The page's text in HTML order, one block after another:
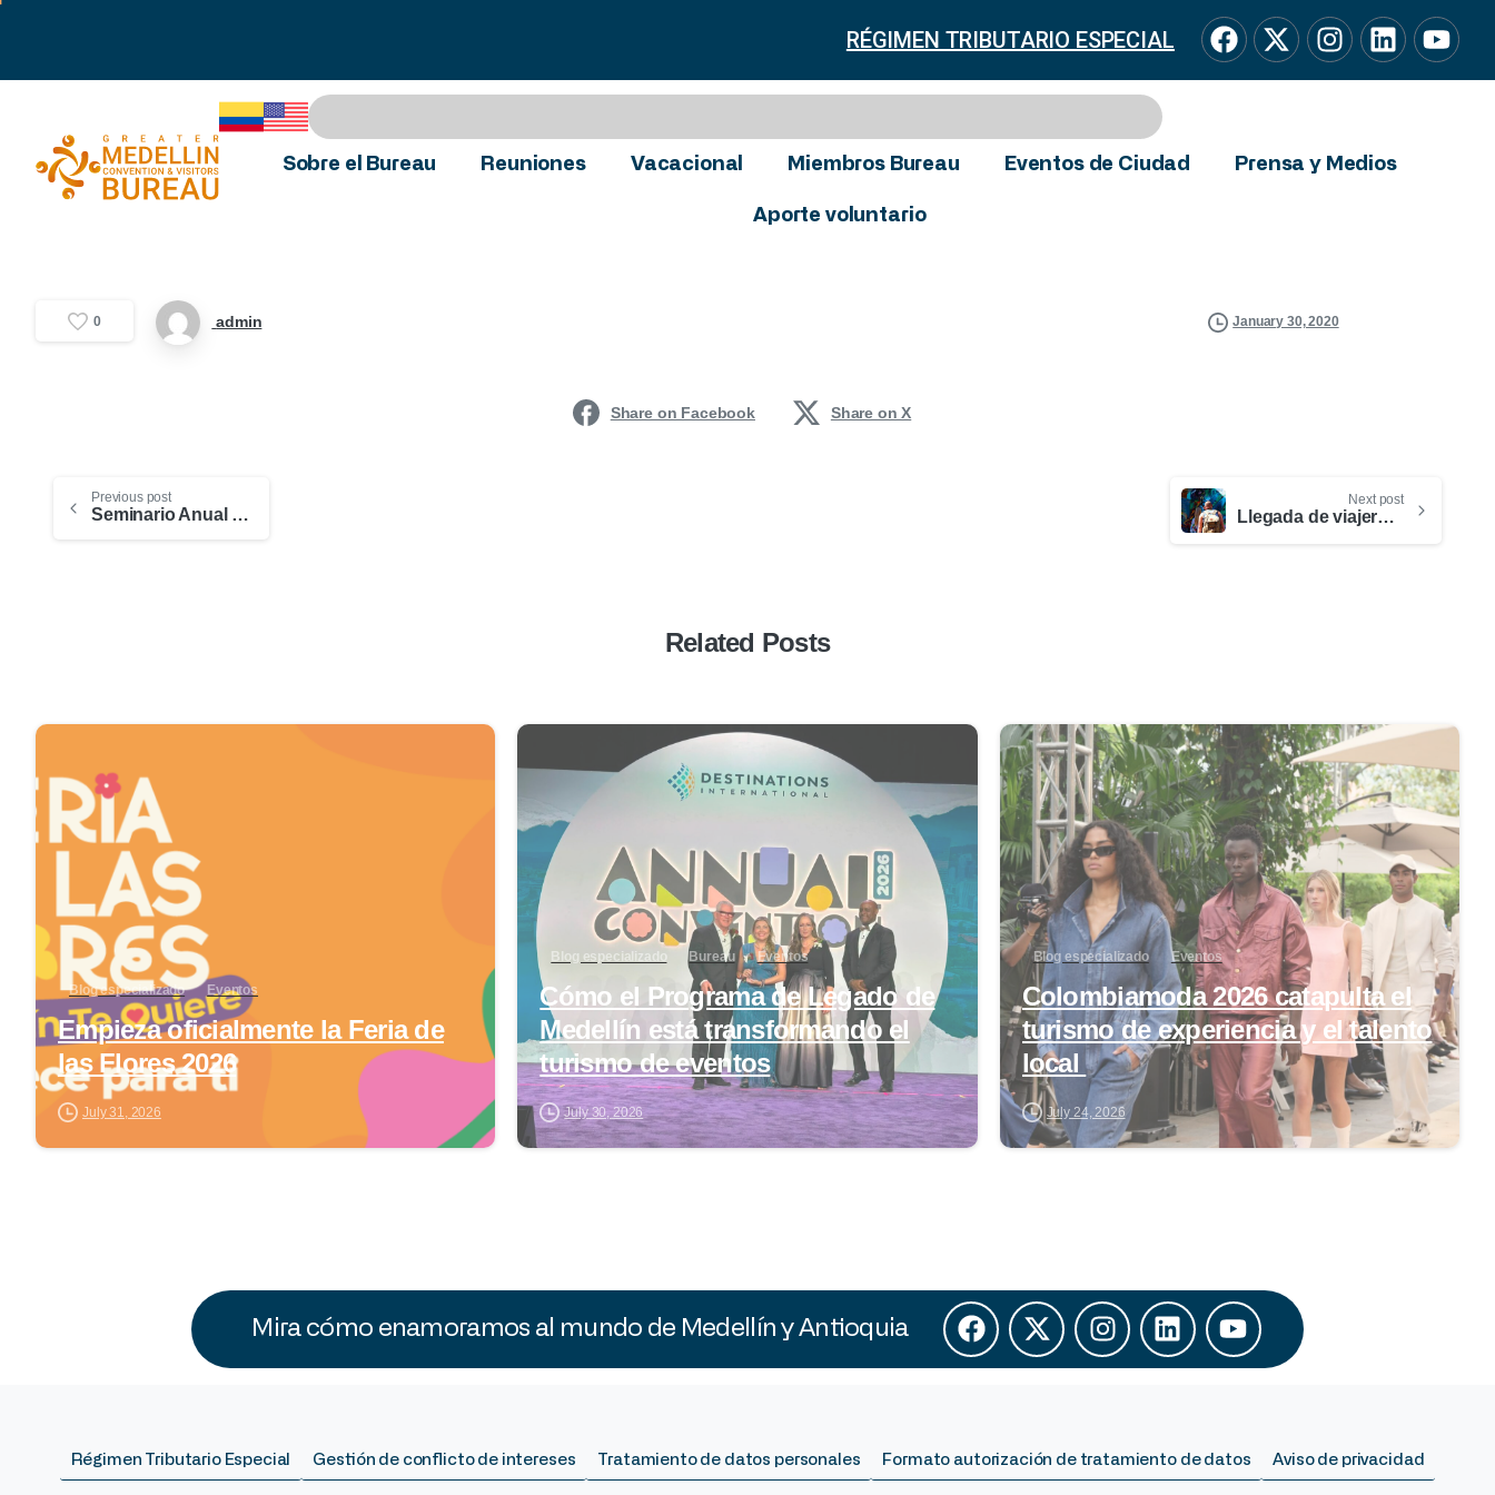
RÉGIMEN TRIBUTARIO ESPECIAL
Sobre el Bureau Reuniones Vacacional Miembros Bureau Eventos de Ciudad Prensa y Medios
Aporte voluntario
0 admin January 30, 2020
Share on Facebook Share on X
Previous post
Seminario Anual Red Interamericana de Educación Docente
Next post
Llegada de viajeros a Medellín
Related Posts
Blog especializado Eventos
Empieza oficialmente la Feria de
las Flores 2026
July 31, 2026
Blog especializado Bureau Eventos
Cómo el Programa de Legado de
Medellín está transformando el
turismo de eventos
July 30, 2026
Blog especializado Eventos
Colombiamoda 2026 catapulta el
turismo de experiencia y el talento
local
July 24, 2026
Mira cómo enamoramos al mundo de Medellín y Antioquia
Régimen Tributario Especial Gestión de conflicto de intereses Tratamiento de datos personales Formato autorización de tratamiento de datos Aviso de privacidad